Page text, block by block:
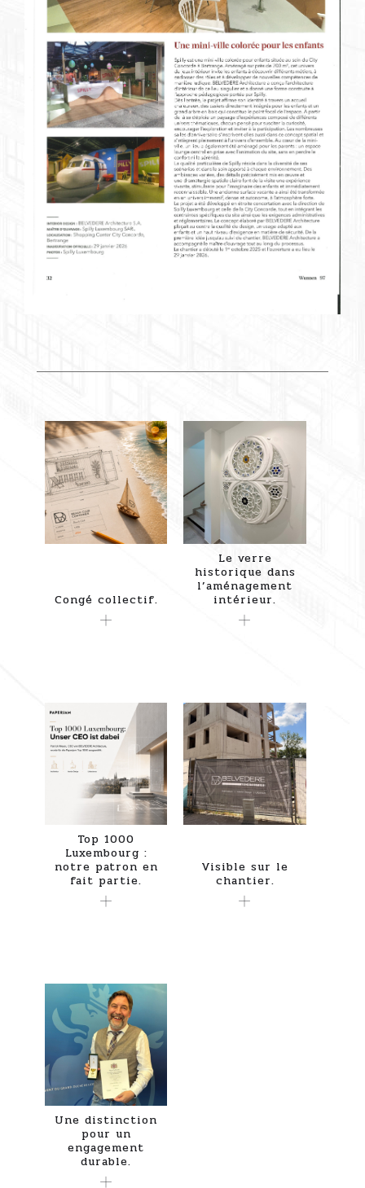
Congé collectif.
Le verre
historique dans
l’aménagement
intérieur.
Top 1000
Luxembourg :
notre patron en
fait partie.
Visible sur le
chantier.
Une distinction
pour un
engagement
durable.